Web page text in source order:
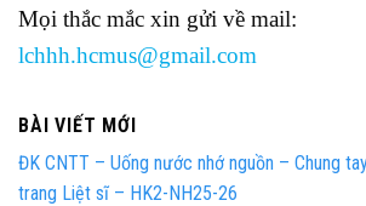
Mọi thắc mắc xin gửi về mail:
lchhh.hcmus@gmail.com
BÀI VIẾT MỚI
ĐK CNTT – Uống nước nhớ nguồn – Chung
trang Liệt sĩ – HK2-NH25-26